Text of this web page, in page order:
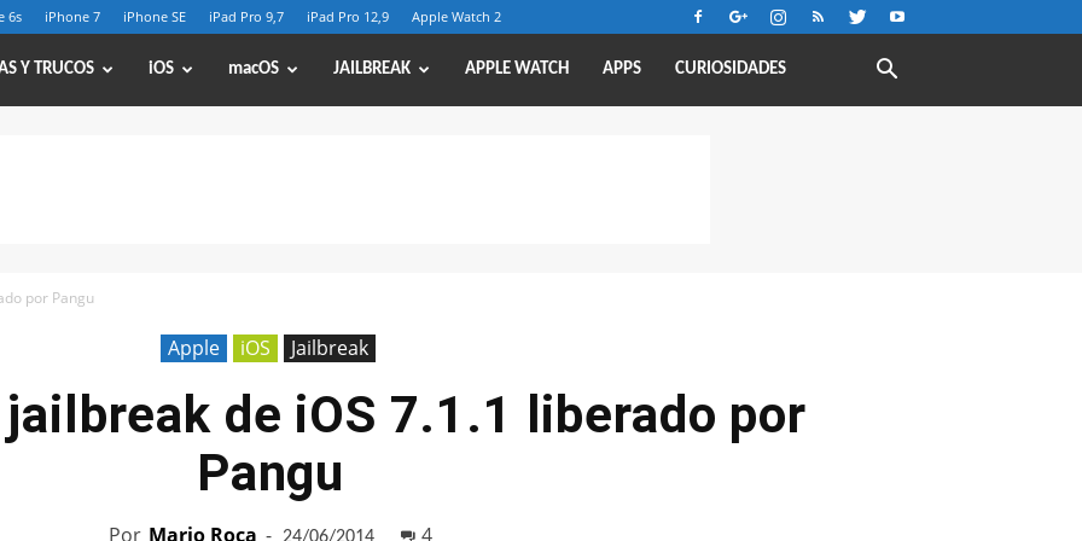
6s iPhone 7 iPhone SE iPad Pro 9,7 iPad Pro 12,9 Apple Watch 2
Y TRUCOS iOS macOS JAILBREAK APPLE WATCH APPS CURIOSIDADES
por Pangu
Apple iOS Jailbreak
de iOS 7.1.1 liberado por
Pangu
Por Mario Roca - 4